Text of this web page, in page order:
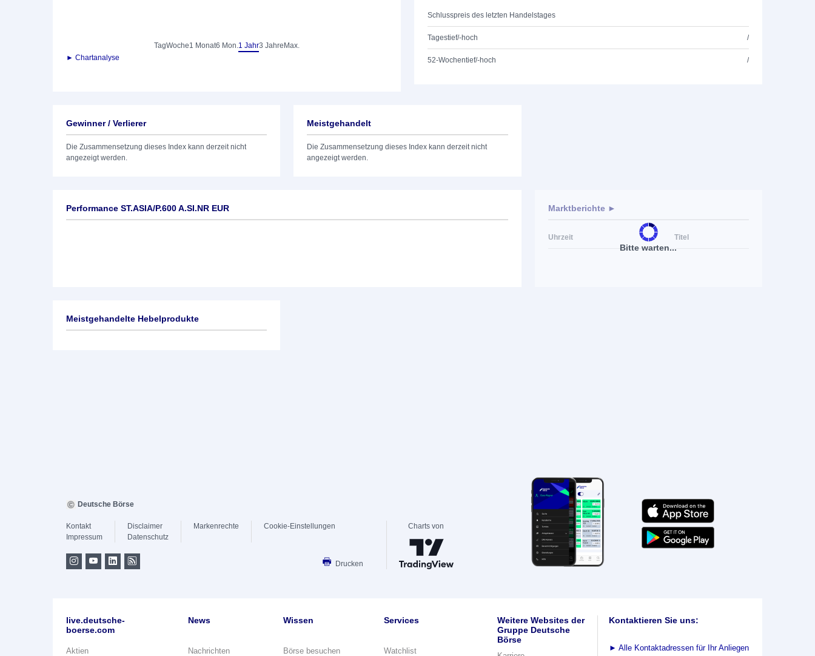
TagWoche1 Monat6 Mon.1 Jahr3 Jahre Max.
► Chartanalyse
Schlusspreis des letzten Handelstages
Tagestief/-hoch /
52-Wochentief/-hoch /
Gewinner / Verlierer
Die Zusammensetzung dieses Index kann derzeit nicht
angezeigt werden.
Meistgehandelt
Die Zusammensetzung dieses Index kann derzeit nicht
angezeigt werden.
Performance ST.ASIA/P.600 A.SI.NR EUR
Bitte warten...
Marktberichte ►
Uhrzeit Titel
Meistgehandelte Hebelprodukte
Deutsche Börse
Kontakt
Impressum
Disclaimer
Datenschutz
Markenrechte Cookie-Einstellungen
Drucken
Charts von
live.deutsche-
boerse.com
Aktien
News
Nachrichten
Wissen
Börse besuchen
Services
Watchlist
Weitere Websites der
Gruppe Deutsche
Börse
Kontaktieren Sie uns:
► Alle Kontaktadressen für Ihr Anliegen